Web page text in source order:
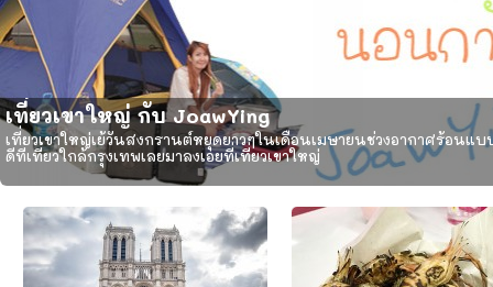
เที่ยวเขาใหญ่ กับ JoawYing
เที่ยวเขาใหญ่เย้วันสงกรานต์หยุดยาวๆในเดือนเมษายนช่วงอากาศร้อน
ดีที่เที่ยวใกล้กรุงเทพเลยมาลงเอยที่เที่ยวเขาใหญ่